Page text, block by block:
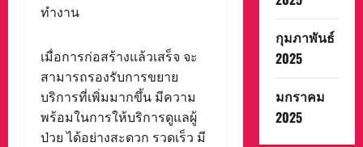
ทำงาน
เมื่อการก่อสร้างแล้วเสร็จ จะ
สามารถรองรับการขยาย
บริการที่เพิ่มมากขึ้น มีความ
พร้อมในการให้บริการดูแลผู้
ป่วย ได้อย่างสะดวก รวดเร็ว มี
กุมภาพันธ์
2025
มกราคม
2025